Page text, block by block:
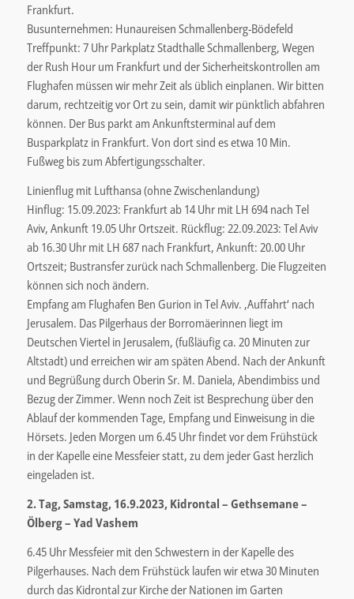
Frankfurt.
Busunternehmen: Hunaureisen Schmallenberg-Bödefeld
Treffpunkt: 7 Uhr Parkplatz Stadthalle Schmallenberg, Wegen
der Rush Hour um Frankfurt und der Sicherheitskontrollen am
Flughafen müssen wir mehr Zeit als üblich einplanen. Wir bitten
darum, rechtzeitig vor Ort zu sein, damit wir pünktlich abfahren
können. Der Bus parkt am Ankunftsterminal auf dem
Busparkplatz in Frankfurt. Von dort sind es etwa 10 Min.
Fußweg bis zum Abfertigungsschalter.
Linienflug mit Lufthansa (ohne Zwischenlandung)
Hinflug: 15.09.2023: Frankfurt ab 14 Uhr mit LH 694 nach Tel
Aviv, Ankunft 19.05 Uhr Ortszeit. Rückflug: 22.09.2023: Tel Aviv
ab 16.30 Uhr mit LH 687 nach Frankfurt, Ankunft: 20.00 Uhr
Ortszeit; Bustransfer zurück nach Schmallenberg. Die Flugzeiten
können sich noch ändern.
Empfang am Flughafen Ben Gurion in Tel Aviv. ‚Auffahrt‘ nach
Jerusalem. Das Pilgerhaus der Borromäerinnen liegt im
Deutschen Viertel in Jerusalem, (fußläufig ca. 20 Minuten zur
Altstadt) und erreichen wir am späten Abend. Nach der Ankunft
und Begrüßung durch Oberin Sr. M. Daniela, Abendimbiss und
Bezug der Zimmer. Wenn noch Zeit ist Besprechung über den
Ablauf der kommenden Tage, Empfang und Einweisung in die
Hörsets. Jeden Morgen um 6.45 Uhr findet vor dem Frühstück
in der Kapelle eine Messfeier statt, zu dem jeder Gast herzlich
eingeladen ist.
2. Tag, Samstag, 16.9.2023, Kidrontal – Gethsemane –
Ölberg – Yad Vashem
6.45 Uhr Messfeier mit den Schwestern in der Kapelle des
Pilgerhauses. Nach dem Frühstück laufen wir etwa 30 Minuten
durch das Kidrontal zur Kirche der Nationen im Garten